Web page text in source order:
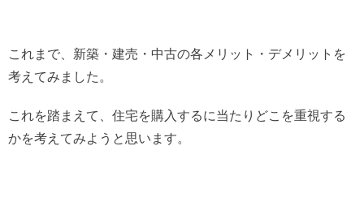
遺品整理
- 遺品整理・生前整理の流れ
これまで、新築・建売・中古の各メリット・デメリットを
考えてみました。
これを踏まえて、住宅を購入するに当たりどこを重視する
かを考えてみようと思います。